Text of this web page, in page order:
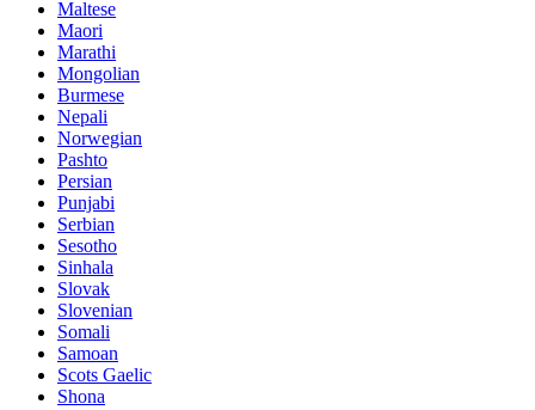
Maltese
Maori
Marathi
Mongolian
Burmese
Nepali
Norwegian
Pashto
Persian
Punjabi
Serbian
Sesotho
Sinhala
Slovak
Slovenian
Somali
Samoan
Scots Gaelic
Shona